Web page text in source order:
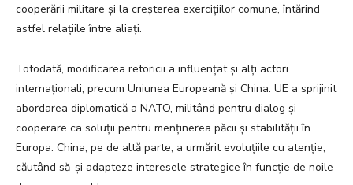
cooperării militare și la creșterea exercițiilor comune, întărind
astfel relațiile între aliați.
Totodată, modificarea retoricii a influențat și alți actori
internaționali, precum Uniunea Europeană și China. UE a sprijinit
abordarea diplomatică a NATO, militând pentru dialog și
cooperare ca soluții pentru menținerea păcii și stabilității în
Europa. China, pe de altă parte, a urmărit evoluțiile cu atenție,
căutând să-și adapteze interesele strategice în funcție de noile